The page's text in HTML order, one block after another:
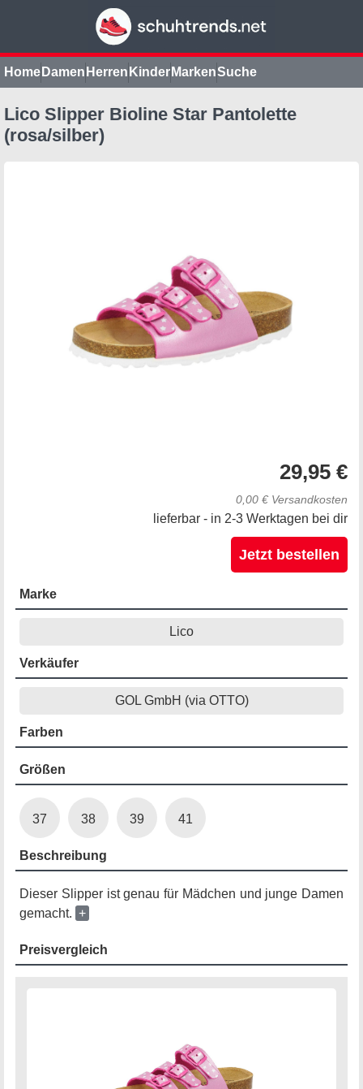
Home Damen Herren Kinder MarkenSuche
Lico Slipper Bioline Star Pantolette
(rosa/silber)
29,95 €
0,00 € Versandkosten
lieferbar - in 2-3 Werktagen bei dir
Jetzt bestellen
Marke
Lico
Verkäufer
GOL GmbH (via OTTO)
Farben
Größen
37 38 39 41
Beschreibung
Dieser Slipper ist genau für Mädchen und junge Damen
gemacht. +
Preisvergleich